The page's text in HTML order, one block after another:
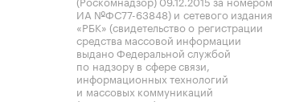
ИА №ФС77-63848) и сетевого издания
«РБК» (свидетельство о регистрации
средства массовой информации
выдано Федеральной службой
по надзору в сфере связи,
информационных технологий
и массовых коммуникаций